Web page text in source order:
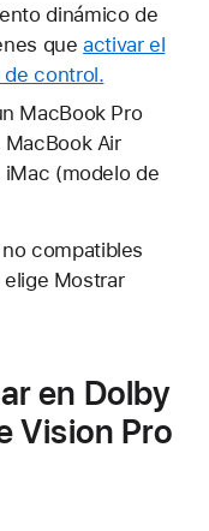
dinámico de
queactivar el
de control.
MacBook Pro
Air
(modelo de
compatibles
Mostrar
en Dolby
Vision Pro